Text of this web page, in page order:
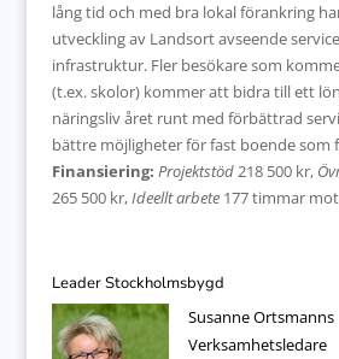
lång tid och med bra lokal förankring
utveckling av Landsort avseende
infrastruktur. Fler besökare som
(t.ex. skolor) kommer att bidra till ett
näringsliv året runt med förbättrad
bättre möjligheter för fast boende som
Finansiering: Projektstöd218 500 kr,
265 500 kr,Ideellt arbete177 timmar
Leader Stockholmsbygd
Susanne Ortsmanns
Verksamhetsledare